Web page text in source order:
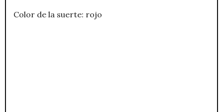
Color de la suerte: rojo